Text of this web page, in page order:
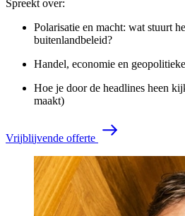
Spreekt over:
Polarisatie en macht: wat stuurt
buitenlandbeleid?
Handel, economie en
Hoe je door de headlines heen
maakt)
Vrijblijvende offerte